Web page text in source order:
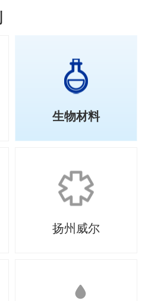
生物材料
扬州威尔